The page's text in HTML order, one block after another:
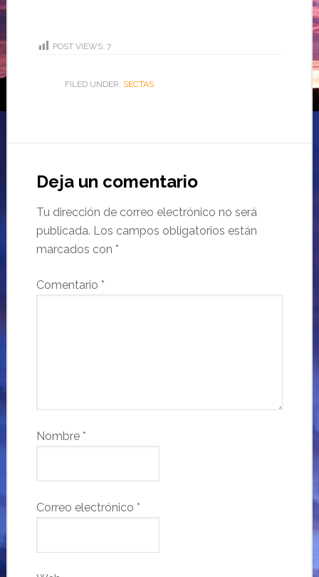
POST VIEWS: 7
FILED UNDER: SECTAS
Deja un comentario
Tu dirección de correo electrónico no será
publicada. Los campos obligatorios están
marcados con *
Comentario *
Nombre *
Correo electrónico *